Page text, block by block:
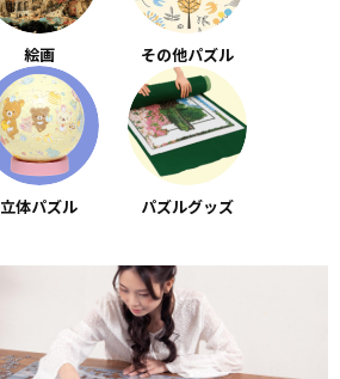
絵画 その他パズル
立体パズル パズルグッズ